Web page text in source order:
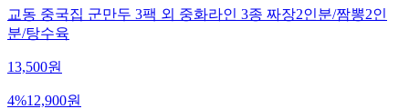
교동 중국집 군만두 3팩 외 중화라인 3종 짜장2인분/짬뽕2인
분/탕수육
13,500원
4%12,900원